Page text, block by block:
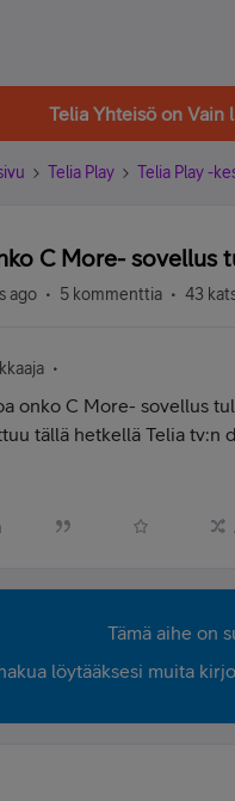
Telia Yhteisö on Vain
Telia Play Telia Play -
C More- sovellus
ago 5 kommenttia 43
onko C More- sovellus
tällä hetkellä Telia tv:n
Tämä aihe on
löytääksesi muita